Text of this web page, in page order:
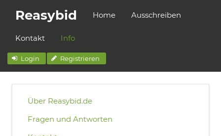
Reasybid Home Ausschreiben
Kontakt Info
Login Registrieren
Über Reasybid.de
Fragen und Antworten